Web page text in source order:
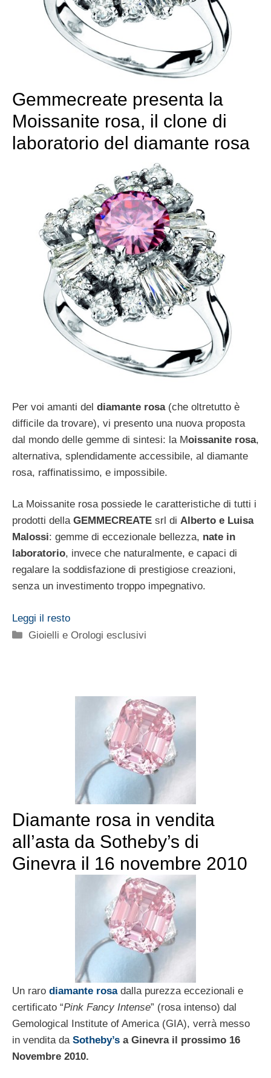
Gemmecreate presenta la
Moissanite rosa, il clone di
laboratorio del diamante rosa
Per voi amanti del diamante rosa(che oltretutto è
difficile da trovare), vi presento una nuova proposta
dal mondo delle gemme di sintesi: la Moissanite rosa,
alternativa, splendidamente accessibile, al diamante
rosa, raffinatissimo, e impossibile.
La Moissanite rosa possiede le caratteristiche di tutti i
prodotti della GEMMECREATE srl di Alberto e Luisa
Malossi: gemme di eccezionale bellezza, nate in
laboratorio, invece che naturalmente, e capaci di
regalare la soddisfazione di prestigiose creazioni,
senza un investimento troppo impegnativo.
Leggi il resto
Categorie
Gioielli e Orologi esclusivi
Diamante rosa in vendita
all’asta da Sotheby’s di
Ginevra il 16 novembre 2010
Un raro diamante rosadalla purezza eccezionali e
certificato “Pink Fancy Intense” (rosa intenso) dal
Gemological Institute of America (GIA), verrà messo
in vendita da Sotheby’s a Ginevra il prossimo 16
Novembre 2010.